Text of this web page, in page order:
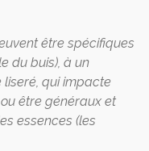
être spécifiques
du buis), à un
qui impacte
être généraux et
essences (les